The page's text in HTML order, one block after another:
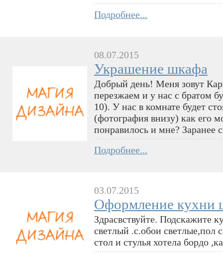
Подробнее...
08.07.2015
Украшение шкафа
Добрый день! Меня зовут
перезжаем и у нас с братом
10). У нас в комнате будет
(фотография внизу) как его
понравилось и мне? Заранее
Подробнее...
03.07.2015
Оформление кухни
Здрасвствуйте. Подскажите
светлый .с.обои светлые,пол
стол и стулья хотела бордо